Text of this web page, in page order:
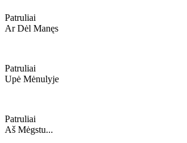
Patruliai
Ar Dėl Manęs
Patruliai
Upė Mėnulyje
Patruliai
Aš Mėgstu...